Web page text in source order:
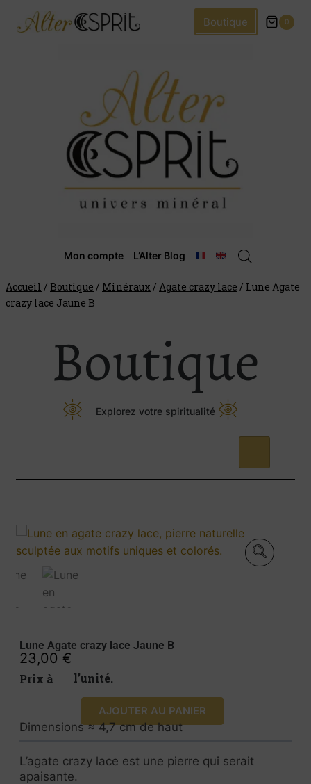
Boutique 0
Mon compte L’Alter Blog
Accueil / Boutique / Minéraux / Agate crazy lace / Lune Agate
crazy lace Jaune B
Boutique
Explorez votre spiritualité
Lune Agate crazy lace Jaune B
23,00 €
Prix à l’unité.
AJOUTER AU PANIER
Dimensions ≈ 4,7 cm de haut
L’agate crazy lace est une pierre qui serait
apaisante.